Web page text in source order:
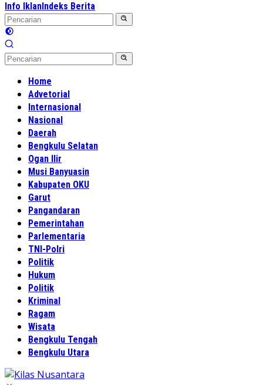
Info IklanIndeks Berita
Home
Advetorial
Internasional
Nasional
Daerah
Bengkulu Selatan
Ogan Ilir
Musi Banyuasin
Kabupaten OKU
Garut
Pangandaran
Pemerintahan
Parlementaria
TNI-Polri
Politik
Hukum
Politik
Kriminal
Ragam
Wisata
Bengkulu Tengah
Bengkulu Utara